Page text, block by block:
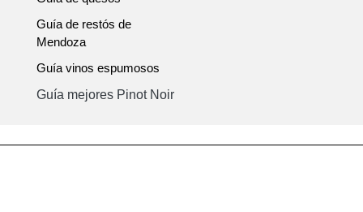
Guía de restós de
Mendoza
Guía vinos espumosos
Guía mejores Pinot Noir